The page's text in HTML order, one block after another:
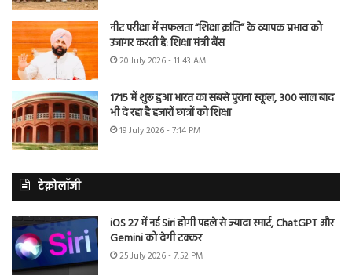
नीट परीक्षा में सफलता “शिक्षा क्रांति” के व्यापक प्रभाव को
उजागर करती है: शिक्षा मंत्री बैंस
20 July 2026 - 11:43 AM
1715 में शुरू हुआ भारत का सबसे पुराना स्कूल, 300 साल बाद
भी दे रहा है हजारों छात्रों को शिक्षा
19 July 2026 - 7:14 PM
टेक्नोलॉजी
iOS 27 में नई Siri होगी पहले से ज्यादा स्मार्ट, ChatGPT और
Gemini को देगी टक्कर
25 July 2026 - 7:52 PM